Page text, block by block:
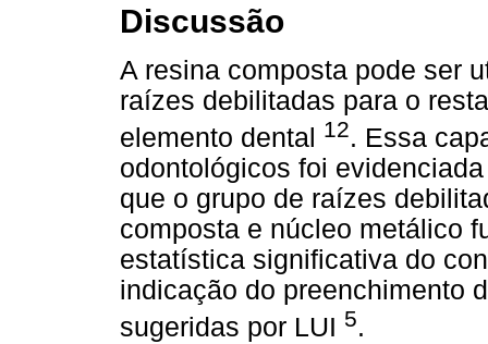
Discussão
A resina composta pode ser
raízes debilitadas para o
elemento dental 12. Essa
odontológicos foi
que o grupo de raízes
composta e núcleo metálico
estatística significativa do
indicação do preenchimento
sugeridas por LUI 5.